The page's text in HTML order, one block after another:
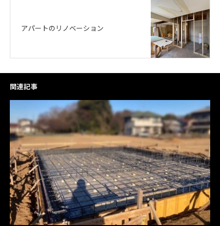
アパートのリノベーション
関連記事